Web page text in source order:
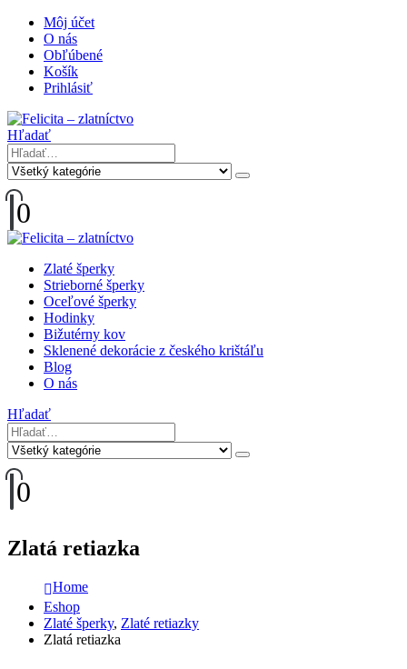
Môj účet
O nás
Obľúbené
Košík
Prihlásiť
Hľadať
0
Zlaté šperky
Strieborné šperky
Oceľové šperky
Hodinky
Bižutérny kov
Sklenené dekorácie z českého krištáľu
Blog
O nás
Hľadať
0
Zlatá retiazka
Home
Eshop
Zlaté šperky, Zlaté retiazky
Zlatá retiazka